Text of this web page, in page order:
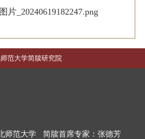
范大学简牍研究院
师范大学
简牍首席专家：张德芳